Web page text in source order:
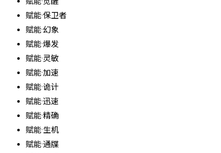
赋能·保卫者
赋能·幻象
赋能·爆发
赋能·灵敏
赋能·加速
赋能·诡计
赋能·迅速
赋能·精确
赋能·生机
赋能·通牒